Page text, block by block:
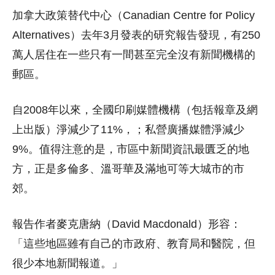
加拿大政策替代中心（Canadian Centre for Policy
Alternatives）去年3月發表的研究報告發現，有250
萬人居住在一些只有一間甚至完全沒有新聞機構的
郵區。
自2008年以來，全國印刷媒體機構（包括報章及網
上出版）淨減少了11%，；私營廣播媒體淨減少
9%。值得注意的是，市區中新聞資訊最匱乏的地
方，正是多倫多、溫哥華及滿地可等大城市的市
郊。
報告作者麥克唐納（David Macdonald）形容：
「這些地區雖有自己的市政府、教育局和醫院，但
很少本地新聞報道。」